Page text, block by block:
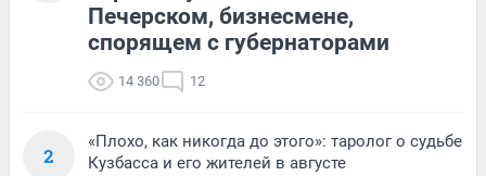
Печерском, бизнесмене,
спорящем с губернаторами
14 360 12
2
«Плохо, как никогда до этого»: таролог о судьбе
Кузбасса и его жителей в августе